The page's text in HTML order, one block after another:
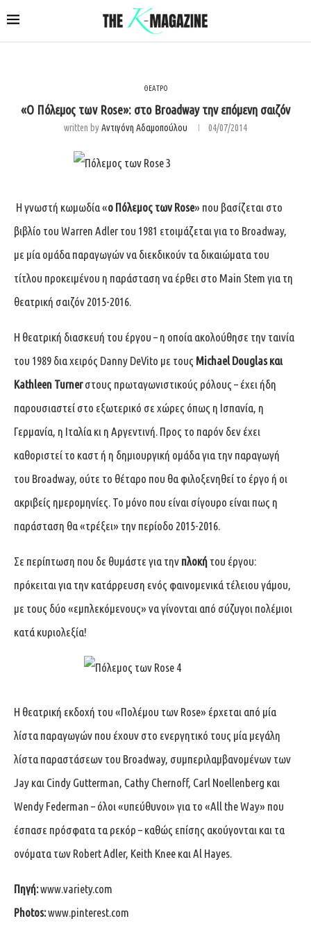
ΘΕΑΤΡΟ
«Ο Πόλεμος των Rose»: στο Broadway την επόμενη σαιζόν
written byΑντιγόνη Αδαμοπούλου 04/07/2014
Η γνωστή κωμωδία «ο Πόλεμος των Rose» που βασίζεται στο
βιβλίο του Warren Adler του 1981 ετοιμάζεται για το Broadway,
με μία ομάδα παραγωγών να διεκδικούν τα δικαιώματα του
τίτλου προκειμένου η παράσταση να έρθει στο Main Stem για τη
θεατρική σαιζόν 2015-2016.
Η θεατρική διασκευή του έργου – η οποία ακολούθησε την ταινία
του 1989 δια χειρός Danny DeVito με τους Michael Douglas και
Kathleen Turnerστους πρωταγωνιστικούς ρόλους – έχει ήδη
παρουσιαστεί στο εξωτερικό σε χώρες όπως η Ισπανία, η
Γερμανία, η Ιταλία κι η Αργεντινή. Προς το παρόν δεν έχει
καθοριστεί το καστ ή η δημιουργική ομάδα για την παραγωγή
του Broadway, ούτε το θέταρο που θα φιλοξενηθεί το έργο ή οι
ακριβείς ημερομηνίες. Το μόνο που είναι σίγουρο είναι πως η
παράσταση θα «τρέξει» την περίοδο 2015-2016.
Σε περίπτωση που δε θυμάστε για την πλοκή του έργου:
πρόκειται για την κατάρρευση ενός φαινομενικά τέλειου γάμου,
με τους δύο «εμπλεκόμενους» να γίνονται από σύζυγοι πολέμιοι
κατά κυριολεξία!
Η θεατρική εκδοχή του «Πολέμου των Rose» έρχεται από μία
λίστα παραγωγών που έχουν στο ενεργητικό τους μία μεγάλη
λίστα παραστάσεων του Broadway, συμπεριλαμβανομένων των
Jay και Cindy Gutterman, Cathy Chernoff, Carl Noellenberg και
Wendy Federman – όλοι «υπεύθυνοι» για το «All the Way» που
έσπασε πρόσφατα τα ρεκόρ – καθώς επίσης ακούγονται και τα
ονόματα των Robert Adler, Keith Knee και Al Hayes.
Πηγή:www.variety.com
Photos:www.pinterest.com